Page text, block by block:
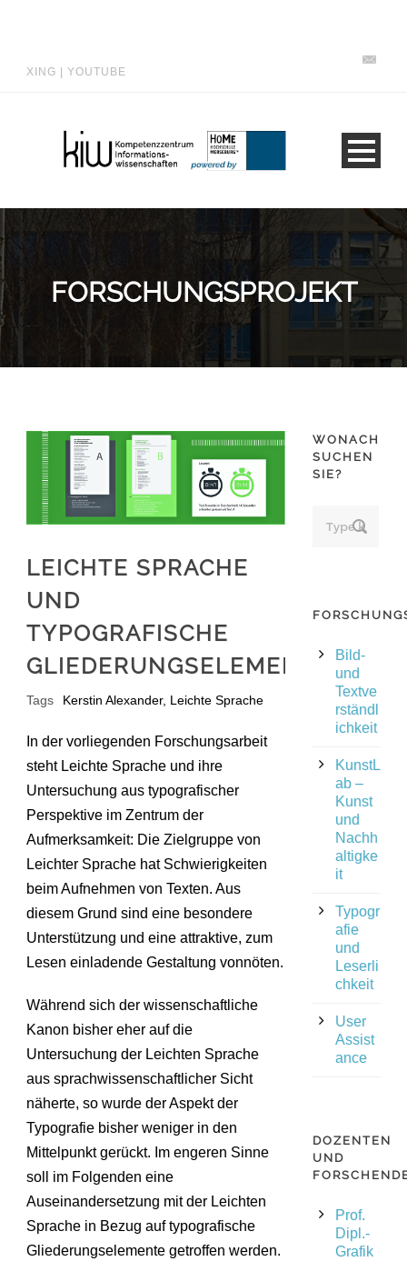
XING YOUTUBE
FORSCHUNGSPROJEKT
LEICHTE SPRACHE
UND
TYPOGRAFISCHE
GLIEDERUNGSELEMENTE
Tags Kerstin Alexander, Leichte Sprache
In der vorliegenden Forschungsarbeit
steht Leichte Sprache und ihre
Untersuchung aus typografischer
Perspektive im Zentrum der
Aufmerksamkeit: Die Zielgruppe von
Leichter Sprache hat Schwierigkeiten
beim Aufnehmen von Texten. Aus
diesem Grund sind eine besondere
Unterstützung und eine attraktive, zum
Lesen einladende Gestaltung vonnöten.
Während sich der wissenschaftliche
Kanon bisher eher auf die
Untersuchung der Leichten Sprache
aus sprachwissenschaftlicher Sicht
näherte, so wurde der Aspekt der
Typografie bisher weniger in den
Mittelpunkt gerückt. Im engeren Sinne
soll im Folgenden eine
Auseinandersetzung mit der Leichten
Sprache in Bezug auf typografische
Gliederungselemente getroffen werden.
WONACH
SUCHEN
SIE?
Bild-
und
Textve
rständl
ichkeit
KunstL
ab –
Kunst
und
Nachh
altigke
it
Typogr
afie
und
Leserli
chkeit
User
Assist
ance
DOZENTEN
UND
Prof.
Dipl.-
Grafik